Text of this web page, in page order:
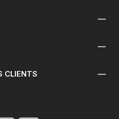
CLIENTS